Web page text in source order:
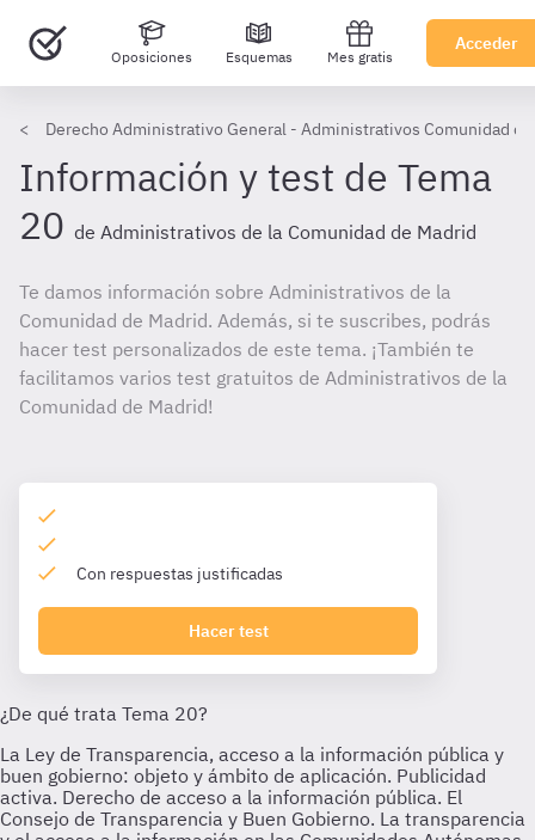
Oposiciones Esquemas Mes gratis
Acceder
Derecho Administrativo General - Administrativos Comunidad
Información y test de Tema
20 de Administrativos de la Comunidad de Madrid
Te damos información sobre Administrativos de la
Comunidad de Madrid. Además, si te suscribes, podrás
hacer test personalizados de este tema. ¡También te
facilitamos varios test gratuitos de Administrativos de la
Comunidad de Madrid!
Con respuestas justificadas
Hacer test